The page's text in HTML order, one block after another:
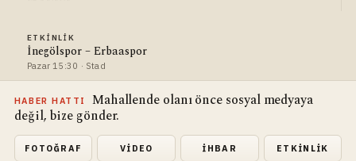
ETKINLIK
İnegölspor – Erbaaspor
Pazar 15:30 · Stad
HABER HATTI
Mahallende olanı önce sosyal medyaya
değil, bize gönder.
FOTOĞRAF VIDEO İHBAR ETKINLIK